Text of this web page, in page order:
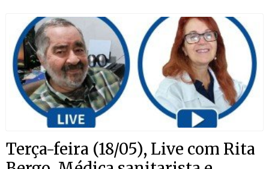
Terça-feira (18/05), Live com Rita